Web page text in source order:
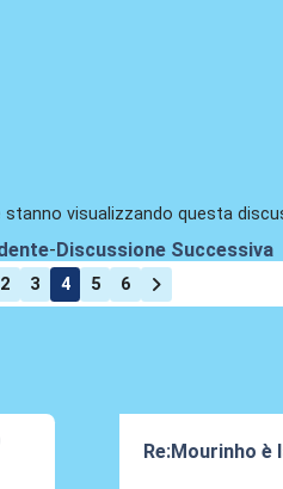
visualizzando questa
- Discussione Successiva
2 3 4 5 6
Re:Mourinho è